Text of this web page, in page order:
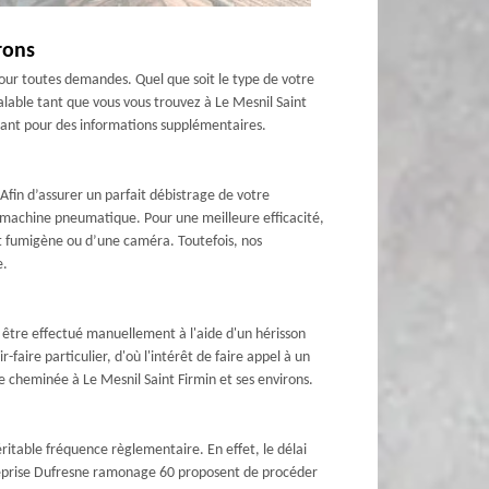
toutes demandes. Quel que soit le type de votre
tant que vous vous trouvez à Le Mesnil Saint
pour des informations supplémentaires.
d’assurer un parfait débistrage de votre
pneumatique. Pour une meilleure efficacité,
ou d’une caméra. Toutefois, nos
effectué manuellement à l'aide d'un hérisson
faire particulier, d'où l'intérêt de faire appel à un
à Le Mesnil Saint Firmin et ses environs.
fréquence règlementaire. En effet, le délai
Dufresne ramonage 60 proposent de procéder